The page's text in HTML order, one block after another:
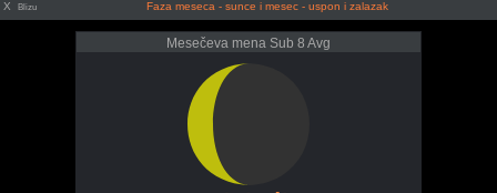
X Blizu Faza meseca - sunce i mesec - uspon i zalazak
Mesečeva mena Sub 8 Avg